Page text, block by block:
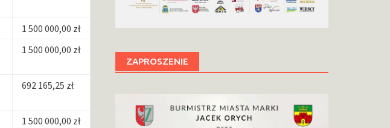
1 500 000,00 zł
1 500 000,00 zł
692 165,25 zł
1 500 000,00 zł
ZAPROSZENIE